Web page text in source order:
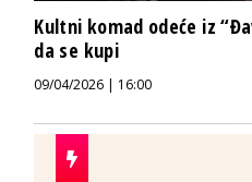
Kultni komad odeće iz
da se kupi
09/04/2026 | 16:00